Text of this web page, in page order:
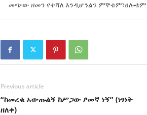
መጭው ዘመን የተሻለ እንዲሆንልን ምኞቴም፣ፀሎቴም
Previous article
“ከመረቁ አውጡልኝ ከሥጋው ፆመኛ ነኝ” (ነፃነት
ዘለቀ)